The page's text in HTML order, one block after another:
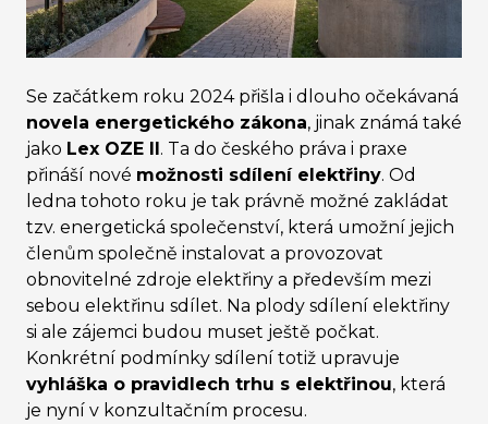
Se začátkem roku 2024 přišla i dlouho očekávaná
novela energetického zákona, jinak známá také
jako Lex OZE II. Ta do českého práva i praxe
přináší nové možnosti sdílení elektřiny. Od
ledna tohoto roku je tak právně možné zakládat
tzv. energetická společenství, která umožní jejich
členům společně instalovat a provozovat
obnovitelné zdroje elektřiny a především mezi
sebou elektřinu sdílet. Na plody sdílení elektřiny
si ale zájemci budou muset ještě počkat.
Konkrétní podmínky sdílení totiž upravuje
vyhláška o pravidlech trhu s elektřinou, která
je nyní v konzultačním procesu.